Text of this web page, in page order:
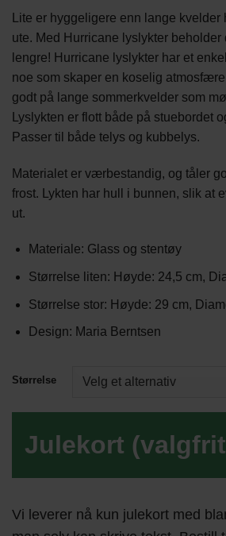
til
Lite er hyggeligere enn lange kvelder
ute. Med Hurricane lyslykter beholder
lengre! Hurricane lyslykter har et
noe som skaper en koselig
godt på lange sommerkvelder som
Lyslykten er flott både på stuebordet
Passer til både telys og kubbelys.
Materialet er værbestandig, og tåler
frost. Lykten har hull i bunnen, slik at
ut.
Materiale: Glass og stentøy
Størrelse liten: Høyde: 24,5 cm,
Størrelse stor: Høyde: 29 cm,
Design: Maria Berntsen
Størrelse
Julekort
Vi leverer nå kun julekort med